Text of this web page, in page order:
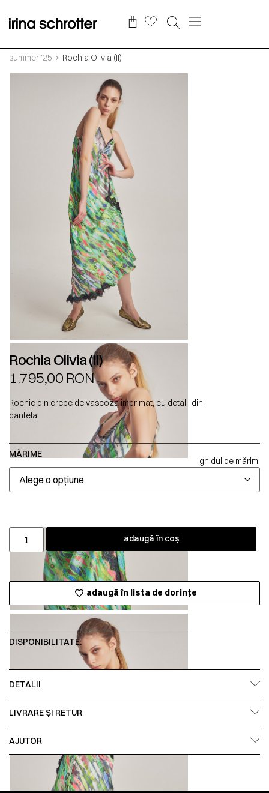
summer '25 Rochia Olivia (II)
Rochia Olivia (II)
1.795,00 RON
Rochie din crepe de vascoza imprimat, cu detalii din
dantela.
MĂRIME
ghidul de mărimi
adaugă în coș
adaugă în lista de dorințe
DISPONIBILITATE:
DETALII
LIVRARE ȘI RETUR
AJUTOR